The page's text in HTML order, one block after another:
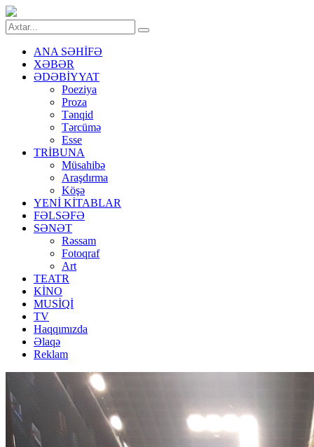
ANA SƏHİFƏ
XƏBƏR
ƏDƏBİYYAT
Poeziya
Proza
Tənqid
Tərcümə
Esse
TRİBUNA
Müsahibə
Araşdırma
Köşə
YENİ KİTABLAR
FƏLSƏFƏ
SƏNƏT
Rəssam
Fotoqraf
Art
TEATR
KİNO
MUSİQİ
TV
Haqqımızda
Əlaqə
Reklam